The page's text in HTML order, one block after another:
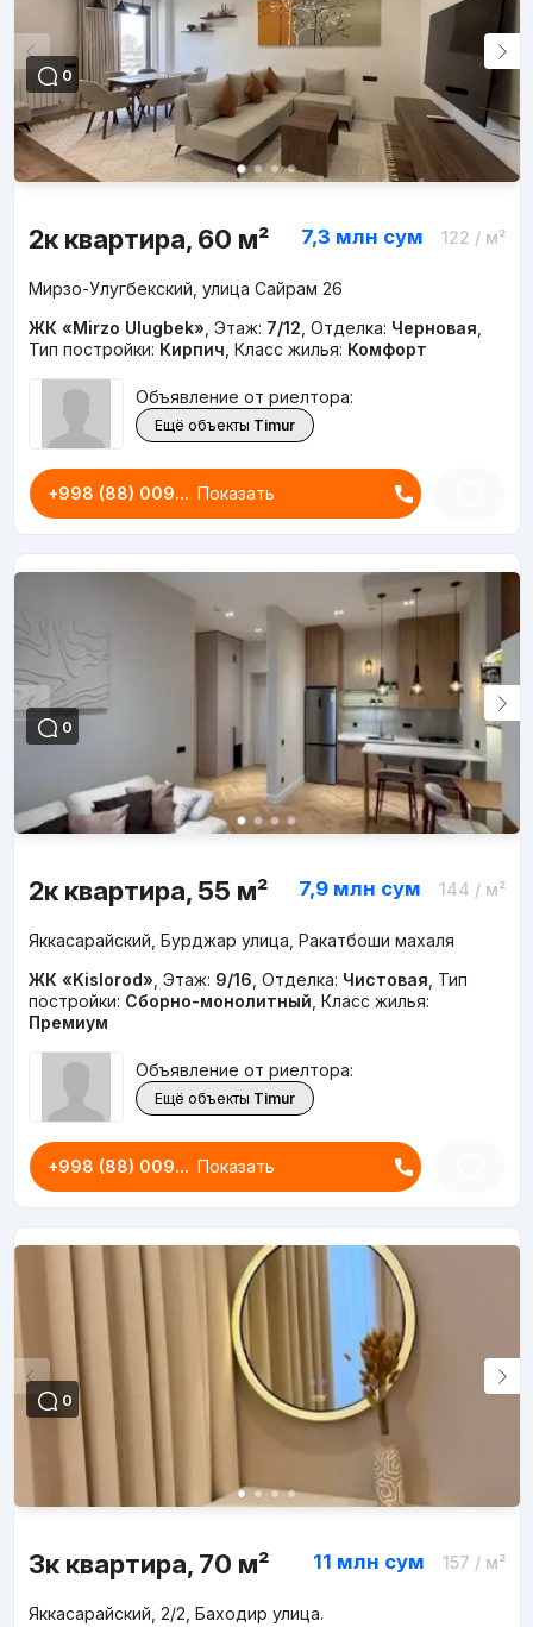
0
2к квартира, 60 м² 7,3 млн сум 122 / м²
Мирзо-Улугбекский, улица Сайрам 26
ЖК «Mirzo Ulugbek» Этаж: 7/12 Отделка: Черновая
Тип постройки: Кирпич Класс жилья: Комфорт
Объявление от риелтора:
Ещё объекты Timur
+998 (88) 009... Показать
0
2к квартира, 55 м² 7,9 млн сум 144 / м²
Яккасарайский, Бурджар улица, Ракатбоши махаля
ЖК «Kislorod» Этаж: 9/16 Отделка: Чистовая Тип
постройки: Сборно-монолитный Класс жилья:
Премиум
Объявление от риелтора:
Ещё объекты Timur
+998 (88) 009... Показать
0
3к квартира, 70 м² 11 млн сум 157 / м²
Яккасарайский, 2/2, Баходир улица.